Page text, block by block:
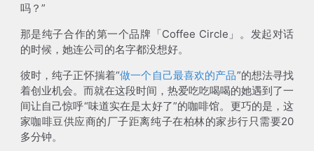
吗？”
那是纯子合作的第一个品牌「Coffee Circle」。发起对话
的时候，她连公司的名字都没想好。
彼时，纯子正怀揣着“做一个自己最喜欢的产品”的想法寻找
着创业机会。而就在这段时间，热爱吃吃喝喝的她遇到了一
间让自己惊呼“味道实在是太好了”的咖啡馆。更巧的是，这
家咖啡豆供应商的厂子距离纯子在柏林的家步行只需要20
多分钟。